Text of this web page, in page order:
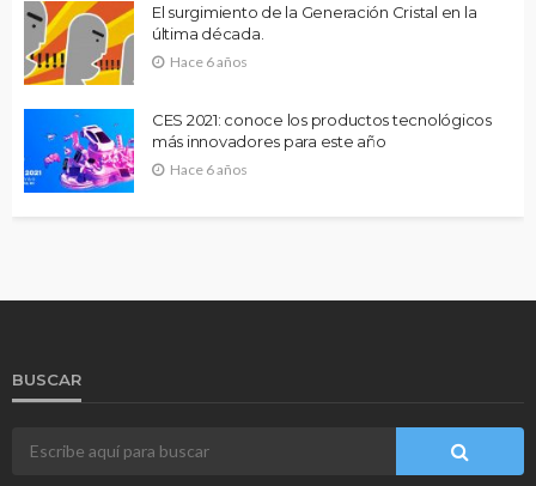
El surgimiento de la Generación Cristal en la
última década.
Hace 6 años
CES 2021: conoce los productos tecnológicos
más innovadores para este año
Hace 6 años
BUSCAR